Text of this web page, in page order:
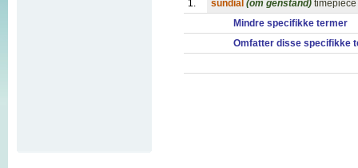
1. sundial (om genstand)
Mindre specifikke termer
Omfatter disse specifikke